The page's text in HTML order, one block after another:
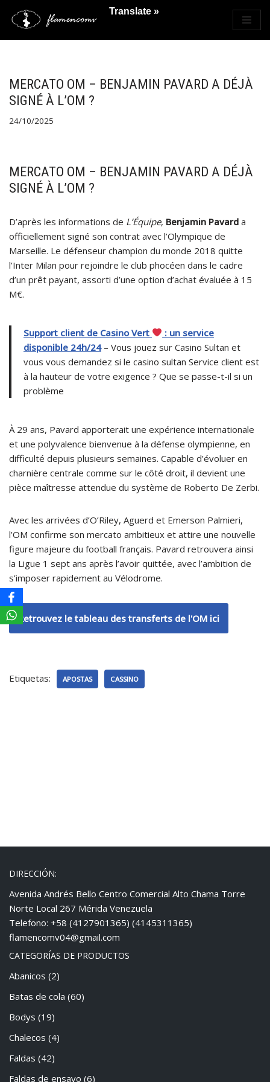
Saltar
MERCATO OM – BENJAMIN PAVARD A DÉJÀ
SIGNÉ À L’OM ?
24/10/2025
MERCATO OM – BENJAMIN PAVARD A DÉJÀ
SIGNÉ À L’OM ?
D’après les informations de L’Équipe, Benjamin Pavard a
officiellement signé son contrat avec l’Olympique de
Marseille. Le défenseur champion du monde 2018 quitte
l’Inter Milan pour rejoindre le club phocéen dans le cadre
d’un prêt payant, assorti d’une option d’achat évaluée à 15
M€.
Support client de Casino Vert
: un service
disponible 24h/24– Vous jouez sur Casino Sultan et
vous vous demandez si le casino sultan Service client est
à la hauteur de votre exigence ? Que se passe-t-il si un
problème
À 29 ans, Pavard apporterait une expérience internationale
et une polyvalence bienvenue à la défense olympienne, en
difficulté depuis plusieurs semaines. Capable d’évoluer en
charnière centrale comme sur le côté droit, il devient une
pièce maîtresse attendue du système de Roberto De Zerbi.
Avec les arrivées d’O’Riley, Aguerd et Emerson Palmieri,
l’OM confirme son mercato ambitieux et attire une nouvelle
figure majeure du football français. Pavard retrouvera ainsi
la Ligue 1 sept ans après l’avoir quittée, avec l’ambition de
s’imposer rapidement au Vélodrome.
Retrouvez le tableau des transferts de l'OM ici
Etiquetas: APOSTAS CASSINO
DIRECCIÓN:
Avenida Andrés Bello Centro Comercial Alto Chama Torre
Norte Local 267 Mérida Venezuela
Telefono: +58 (4127901365) (4145311365)
flamencomv04@gmail.com
CATEGORÍAS DE PRODUCTOS
Abanicos (2)
Batas de cola (60)
Bodys (19)
Chalecos (4)
Faldas (42)
Faldas de ensayo (6)
Translate »